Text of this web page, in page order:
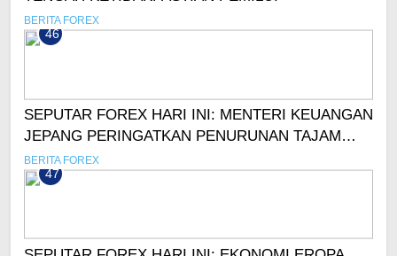
BERITA FOREX
46
SEPUTAR FOREX HARI INI: MENTERI KEUANGAN
JEPANG PERINGATKAN PENURUNAN TAJAM
YEN
BERITA FOREX
47